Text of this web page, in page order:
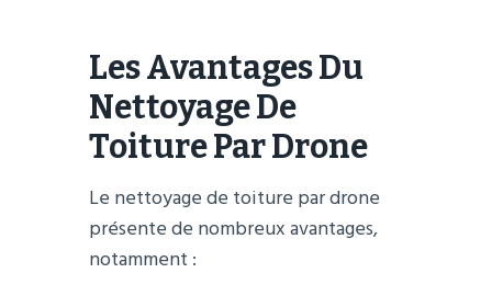
Les Avantages Du
Nettoyage De
Toiture Par Drone
Le nettoyage de toiture par drone
présente de nombreux avantages,
notamment :